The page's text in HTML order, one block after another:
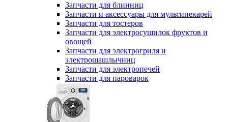
Запчасти для блинниц
Запчасти и аксессуары для мультипекарей
Запчасти для тостеров
Запчасти для электросушилок фруктов и
овощей
Запчасти для электрогриля и
электрошашлычниц
Запчасти для электропечей
Запчасти для пароварок